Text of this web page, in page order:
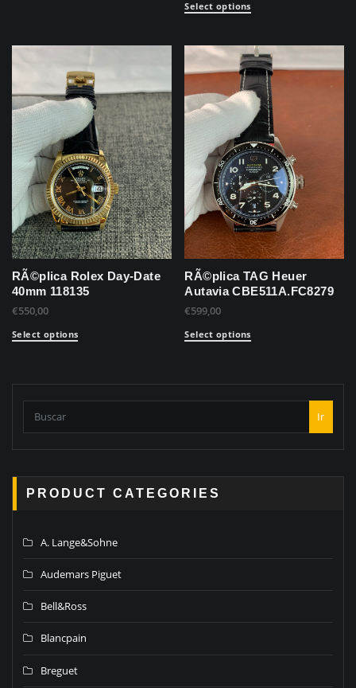
Select options
RÃ©plica Rolex Day-Date
40mm 118135
€550,00
Select options
RÃ©plica TAG Heuer
Autavia CBE511A.FC8279
€599,00
Select options
Ir
PRODUCT CATEGORIES
A. Lange&Sohne
Audemars Piguet
Bell&Ross
Blancpain
Breguet